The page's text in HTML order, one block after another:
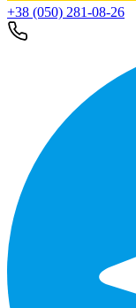
+38 (050) 281-08-26